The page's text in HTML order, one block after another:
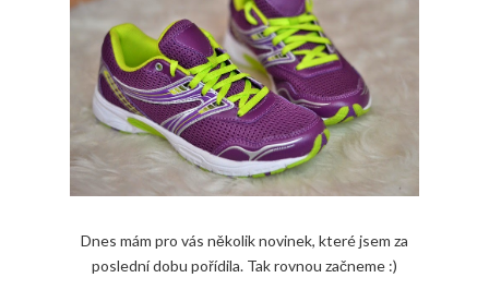
Dnes mám pro vás několik novinek, které jsem za
poslední dobu pořídila. Tak rovnou začneme :)